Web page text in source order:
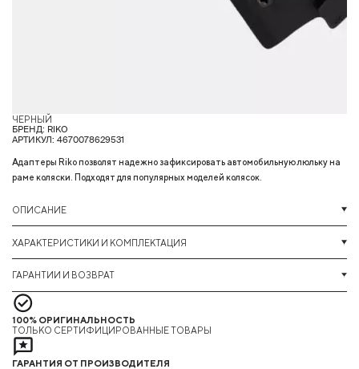
ЧЕРНЫЙ
БРЕНД: RIKO
АРТИКУЛ: 4670078629531
Адаптеры Riko позволят надежно зафиксировать автомобильную люльку на
раме коляски. Подходят для популярных моделей колясок.
ОПИСАНИЕ
ХАРАКТЕРИСТИКИ И КОМПЛЕКТАЦИЯ
ГАРАНТИИ И ВОЗВРАТ
100% ОРИГИНАЛЬНОСТЬ
ТОЛЬКО СЕРТИФИЦИРОВАННЫЕ ТОВАРЫ
ГАРАНТИЯ ОТ ПРОИЗВОДИТЕЛЯ